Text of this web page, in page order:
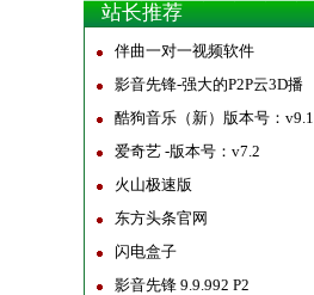
站长推荐
伴曲一对一视频软件
影音先锋-强大的P2P云3D播
酷狗音乐（新）版本号：v9.1
爱奇艺 -版本号：v7.2
火山极速版
东方头条官网
闪电盒子
影音先锋 9.9.992 P2